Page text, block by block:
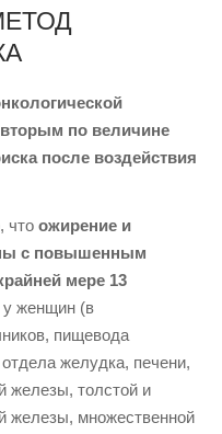
по величине
после воздействия
что ожирение и
с повышенным
мере 13
женщин (в
пищевода
желудка, печени,
железы, толстой и
железы, множественной